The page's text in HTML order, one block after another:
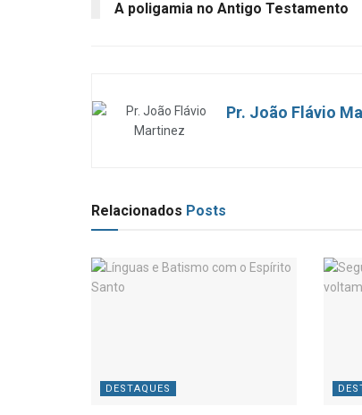
A poligamia no Antigo Testamento
Pr. João Flávio
Relacionados Posts
DESTAQUES